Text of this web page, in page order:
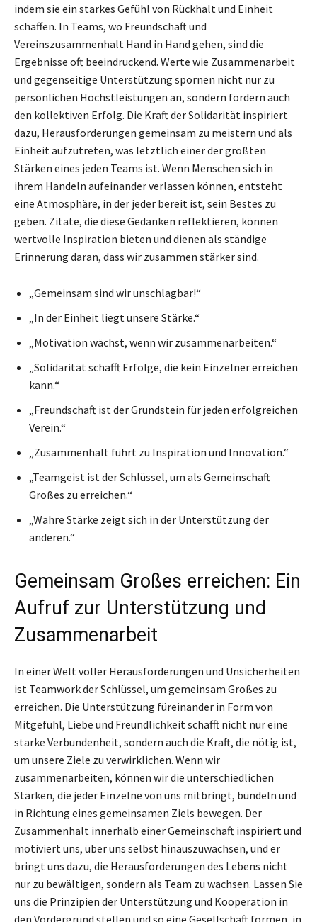
indem sie ein starkes Gefühl von Rückhalt und Einheit
schaffen. In Teams, wo Freundschaft und
Vereinszusammenhalt Hand in Hand gehen, sind die
Ergebnisse oft beeindruckend. Werte wie Zusammenarbeit
und gegenseitige Unterstützung spornen nicht nur zu
persönlichen Höchstleistungen an, sondern fördern auch
den kollektiven Erfolg. Die Kraft der Solidarität inspiriert
dazu, Herausforderungen gemeinsam zu meistern und als
Einheit aufzutreten, was letztlich einer der größten
Stärken eines jeden Teams ist. Wenn Menschen sich in
ihrem Handeln aufeinander verlassen können, entsteht
eine Atmosphäre, in der jeder bereit ist, sein Bestes zu
geben. Zitate, die diese Gedanken reflektieren, können
wertvolle Inspiration bieten und dienen als ständige
Erinnerung daran, dass wir zusammen stärker sind.
„Gemeinsam sind wir unschlagbar!“
„In der Einheit liegt unsere Stärke.“
„Motivation wächst, wenn wir zusammenarbeiten.“
„Solidarität schafft Erfolge, die kein Einzelner erreichen
kann.“
„Freundschaft ist der Grundstein für jeden erfolgreichen
Verein.“
„Zusammenhalt führt zu Inspiration und Innovation.“
„Teamgeist ist der Schlüssel, um als Gemeinschaft
Großes zu erreichen.“
„Wahre Stärke zeigt sich in der Unterstützung der
anderen.“
Gemeinsam Großes erreichen: Ein
Aufruf zur Unterstützung und
Zusammenarbeit
In einer Welt voller Herausforderungen und Unsicherheiten
ist Teamwork der Schlüssel, um gemeinsam Großes zu
erreichen. Die Unterstützung füreinander in Form von
Mitgefühl, Liebe und Freundlichkeit schafft nicht nur eine
starke Verbundenheit, sondern auch die Kraft, die nötig ist,
um unsere Ziele zu verwirklichen. Wenn wir
zusammenarbeiten, können wir die unterschiedlichen
Stärken, die jeder Einzelne von uns mitbringt, bündeln und
in Richtung eines gemeinsamen Ziels bewegen. Der
Zusammenhalt innerhalb einer Gemeinschaft inspiriert und
motiviert uns, über uns selbst hinauszuwachsen, und er
bringt uns dazu, die Herausforderungen des Lebens nicht
nur zu bewältigen, sondern als Team zu wachsen. Lassen Sie
uns die Prinzipien der Unterstützung und Kooperation in
den Vordergrund stellen und so eine Gesellschaft formen, in